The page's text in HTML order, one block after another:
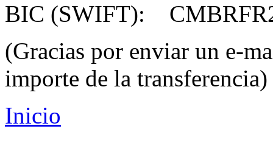
BIC (SWIFT):
(Gracias por enviar un e-
importe de la transferencia)
Inicio